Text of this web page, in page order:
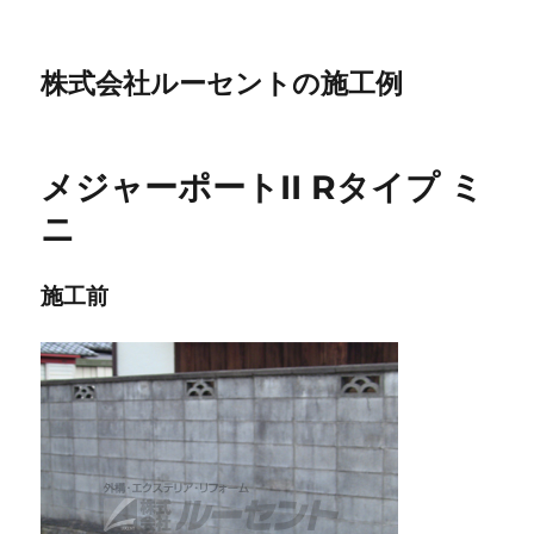
株式会社ルーセントの施工例
メジャーポートII Rタイプ ミ
ニ
施工前